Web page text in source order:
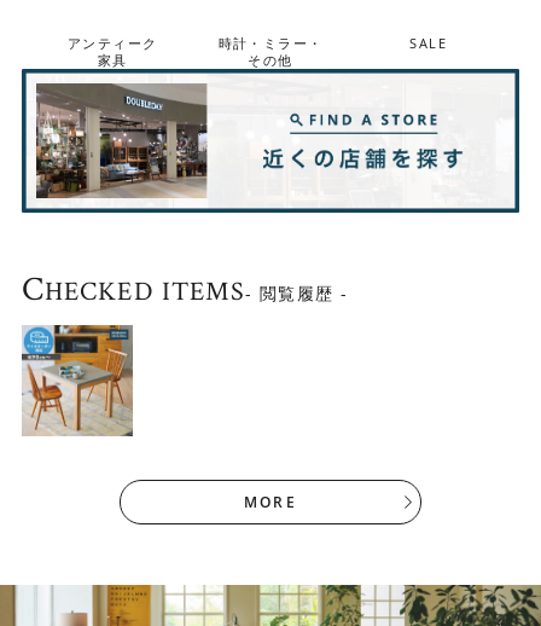
APE チェア
アンティーク
家具
時計・ミラー・
その他
SALE
CHECKED ITEMS- 閲覧履歴 -
MORE